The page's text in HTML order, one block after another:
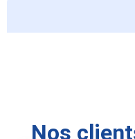
Nos